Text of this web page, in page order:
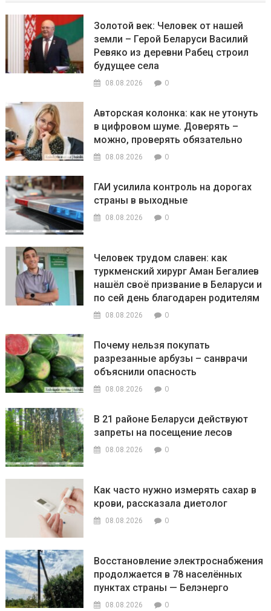
Золотой век: Человек от нашей
земли – Герой Беларуси Василий
Ревяко из деревни Рабец строил
будущее села
08.08.2026 0
Авторская колонка: как не утонуть
в цифровом шуме. Доверять –
можно, проверять обязательно
08.08.2026 0
ГАИ усилила контроль на дорогах
страны в выходные
08.08.2026 0
Человек трудом славен: как
туркменский хирург Аман Бегалиев
нашёл своё призвание в Беларуси и
по сей день благодарен родителям
08.08.2026 0
Почему нельзя покупать
разрезанные арбузы – санврачи
объяснили опасность
08.08.2026 0
В 21 районе Беларуси действуют
запреты на посещение лесов
08.08.2026 0
Как часто нужно измерять сахар в
крови, рассказала диетолог
08.08.2026 0
Восстановление электроснабжения
продолжается в 78 населённых
пунктах страны — Белэнерго
08.08.2026 0